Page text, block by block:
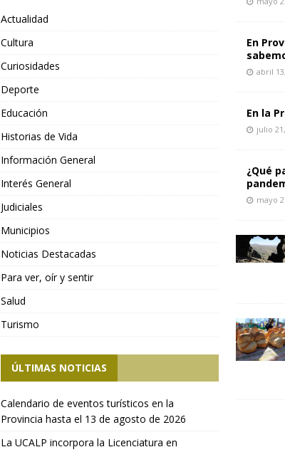
Actualidad
Cultura
Curiosidades
Deporte
Educación
Historias de Vida
Información General
Interés General
Judiciales
Municipios
Noticias Destacadas
Para ver, oír y sentir
Salud
Turismo
ÚLTIMAS NOTICIAS
Calendario de eventos turísticos en la
Provincia hasta el 13 de agosto de 2026
La UCALP incorpora la Licenciatura en
En
abril
En la
julio
¿Qué
mayo